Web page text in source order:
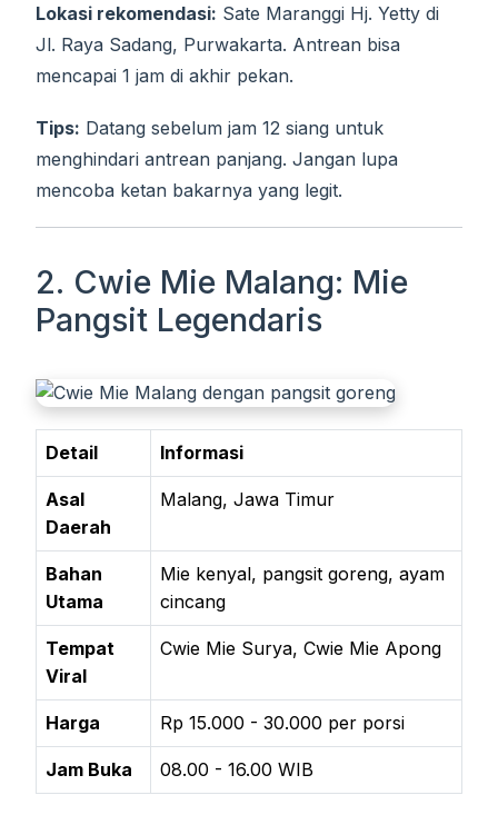
Lokasi rekomendasi: Sate Maranggi Hj. Yetty di
Jl. Raya Sadang, Purwakarta. Antrean bisa
mencapai 1 jam di akhir pekan.
Tips: Datang sebelum jam 12 siang untuk
menghindari antrean panjang. Jangan lupa
mencoba ketan bakarnya yang legit.
2. Cwie Mie Malang: Mie
Pangsit Legendaris
Detail Informasi
Asal
Daerah
Malang, Jawa Timur
Bahan
Utama
Mie kenyal, pangsit goreng, ayam
cincang
Tempat
Viral
Cwie Mie Surya, Cwie Mie Apong
Harga Rp 15.000 - 30.000 per porsi
Jam Buka 08.00 - 16.00 WIB